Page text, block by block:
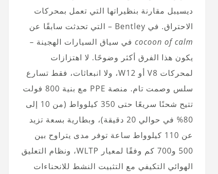
ديسيبل مقارنة بنظيراتها التي تعمل بمحركات
الاحتراق. في Bentley – التي تحدثت سابقًا عن
cocoon of calmفي سياق السيارات الهجينة –
يكون هذا الفرق أكثر وضوحًا. لا اهتزازات
لمحركات V8 أو W12، ولا انبعاثات، فقط تسارع
سلس وصمت تام. منصة PPE مع بنية 800 فولت
تتيح شحنًا سريعًا حتى 350 كيلوواط (من 10 إلى
80% في حوالي 20 دقيقة)، وبطارية بسعة تزيد
عن 110 كيلوواط ساعة توفر مدى يتراوح بين
500 و700 كم وفقًا لمعيار WLTP، ونظام التعليق
الهوائي التكيفي مع التثبيت النشط للانحناءات